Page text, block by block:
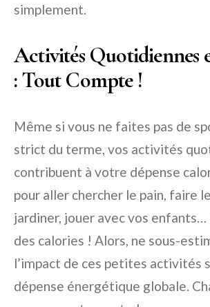
simplement.
Activités Quotidiennes
: Tout Compte !
Même si vous ne faites pas de
strict du terme, vos activités
contribuent à votre dépense
pour aller chercher le pain, faire
jardiner, jouer avec vos enfants…
des calories ! Alors, ne sous-
l’impact de ces petites activités
dépense énergétique globale.